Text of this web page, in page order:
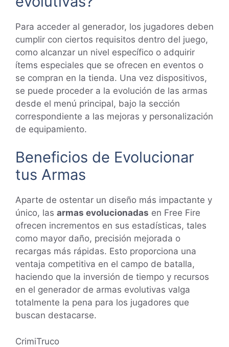
Para acceder al generador, los jugadores deben
cumplir con ciertos requisitos dentro del juego,
como alcanzar un nivel específico o adquirir
ítems especiales que se ofrecen en eventos o
se compran en la tienda. Una vez dispositivos,
se puede proceder a la evolución de las armas
desde el menú principal, bajo la sección
correspondiente a las mejoras y personalización
de equipamiento.
Beneficios de Evolucionar
tus Armas
Aparte de ostentar un diseño más impactante y
único, las armas evolucionadas en Free Fire
ofrecen incrementos en sus estadísticas, tales
como mayor daño, precisión mejorada o
recargas más rápidas. Esto proporciona una
ventaja competitiva en el campo de batalla,
haciendo que la inversión de tiempo y recursos
en el generador de armas evolutivas valga
totalmente la pena para los jugadores que
buscan destacarse.
CrimiTruco